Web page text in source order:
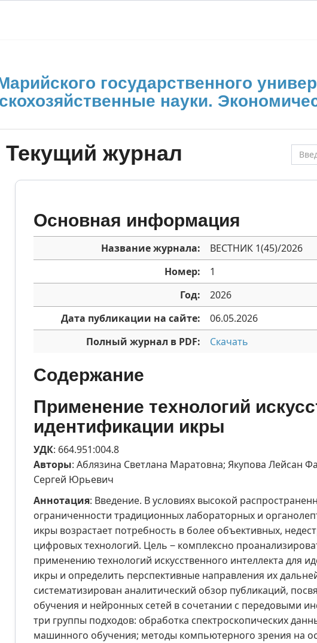
государственного
науки.
Текущий журнал
Основная информация
Название журнала:
ВЕСТНИК 1(45)/2026
Номер:
1
Год:
2026
Дата публикации на сайте:
06.05.2026
Полный журнал в PDF:
Скачать
Содержание
Применение технологий
идентификации икры
УДК: 664.951:004.8
Авторы: Аблязина Светлана Маратовна; Якупова Лейсан
Сергей Юрьевич
Аннотация: Введение. В условиях высокой
ограниченности традиционных лабораторных и
икры возрастает потребность в более объективных,
цифровых технологий. Цель ‒ комплексно
применению технологий искусственного интеллекта для
икры и определить перспективные направления их
систематизирован аналитический обзор публикаций,
обучения и нейронных сетей в сочетании с передовыми
три группы подходов: обработка спектроскопических
машинного обучения; методы компьютерного зрения на